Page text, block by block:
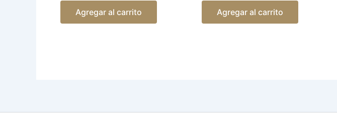
Agregar al carrito Agregar al carrito